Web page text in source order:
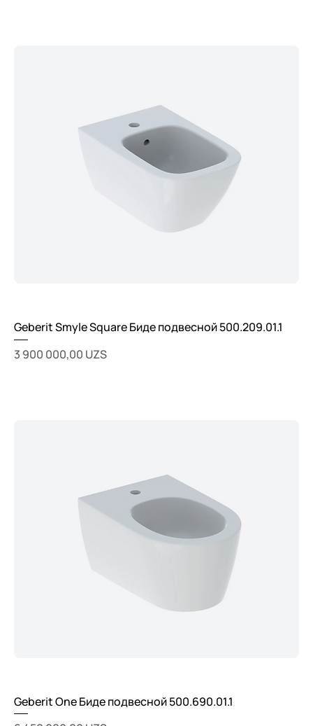
Geberit Smyle Square Биде подвесной 500.209.01.1
Цена
3 900 000,00 UZS
Geberit One Биде подвесной 500.690.01.1